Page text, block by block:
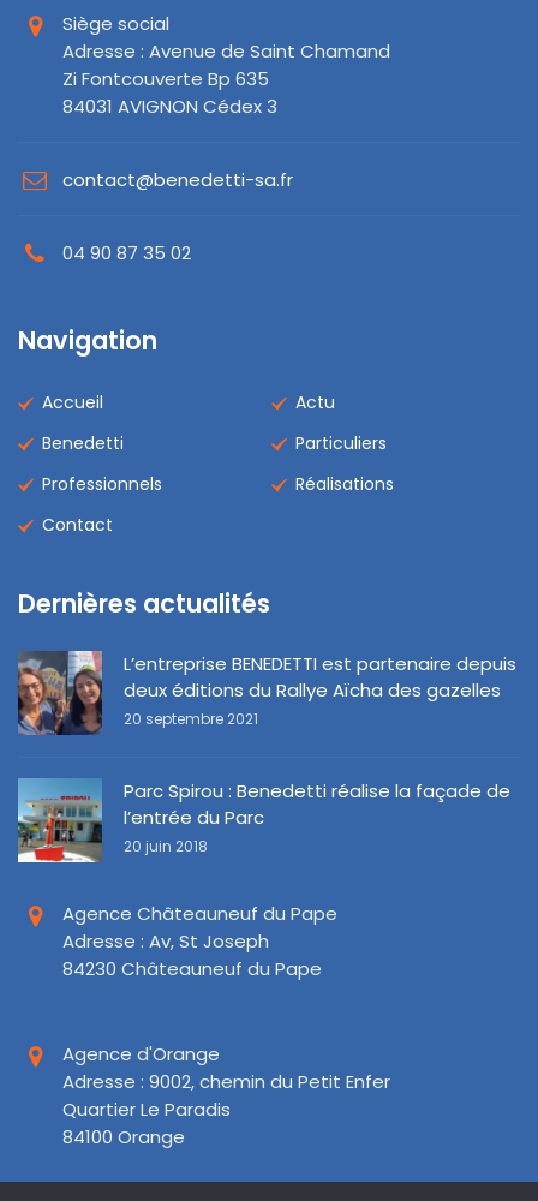
Siège social
Adresse : Avenue de Saint Chamand
Zi Fontcouverte Bp 635
84031 AVIGNON Cédex 3
contact@benedetti-sa.fr
04 90 87 35 02
Navigation
Accueil
Actu
Benedetti
Particuliers
Professionnels
Réalisations
Contact
Dernières actualités
L’entreprise BENEDETTI est partenaire depuis
deux éditions du Rallye Aïcha des gazelles
20 septembre 2021
Parc Spirou : Benedetti réalise la façade de
l’entrée du Parc
20 juin 2018
Agence Châteauneuf du Pape
Adresse : Av, St Joseph
84230 Châteauneuf du Pape
Agence d'Orange
Adresse : 9002, chemin du Petit Enfer
Quartier Le Paradis
84100 Orange